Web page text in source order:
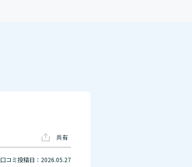
共有
口コミ投稿日：2026.05.27